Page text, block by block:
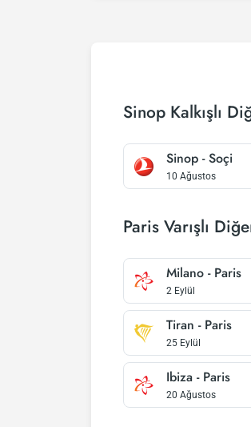
Sinop Kalkışlı
Sinop - Soçi
10 Ağustos
Paris Varışlı
Milano - Paris
2 Eylül
Tiran - Paris
25 Eylül
Ibiza - Paris
20 Ağustos